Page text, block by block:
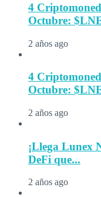
4
Octubre:
2 años ago
4
Octubre:
2 años ago
¡Llega Lunex
DeFi que...
2 años ago